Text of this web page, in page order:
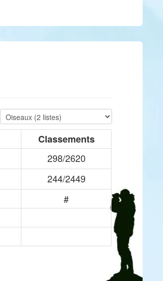
Classements
298/2620
244/2449
#